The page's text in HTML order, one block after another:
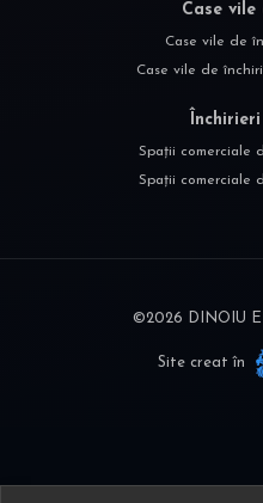
Case
Case vile de
Case vile de
Spații comerciale
Spații comerciale
©2026 DINOIU
Site creat în